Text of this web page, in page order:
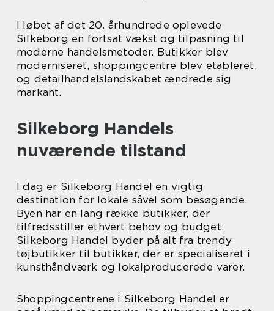
I løbet af det 20. århundrede oplevede
Silkeborg en fortsat vækst og tilpasning til
moderne handelsmetoder. Butikker blev
moderniseret, shoppingcentre blev etableret,
og detailhandelslandskabet ændrede sig
markant.
Silkeborg Handels
nuværende tilstand
I dag er Silkeborg Handel en vigtig
destination for lokale såvel som besøgende.
Byen har en lang række butikker, der
tilfredsstiller ethvert behov og budget.
Silkeborg Handel byder på alt fra trendy
tøjbutikker til butikker, der er specialiseret i
kunsthåndværk og lokalproducerede varer.
Shoppingcentrene i Silkeborg Handel er